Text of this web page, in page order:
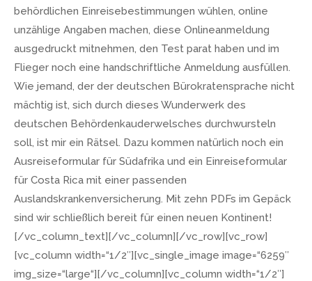
behördlichen Einreisebestimmungen wühlen, online
unzählige Angaben machen, diese Onlineanmeldung
ausgedruckt mitnehmen, den Test parat haben und im
Flieger noch eine handschriftliche Anmeldung ausfüllen.
Wie jemand, der der deutschen Bürokratensprache nicht
mächtig ist, sich durch dieses Wunderwerk des
deutschen Behördenkauderwelsches durchwursteln
soll, ist mir ein Rätsel. Dazu kommen natürlich noch ein
Ausreiseformular für Südafrika und ein Einreiseformular
für Costa Rica mit einer passenden
Auslandskrankenversicherung. Mit zehn PDFs im Gepäck
sind wir schließlich bereit für einen neuen Kontinent!
[/vc_column_text][/vc_column][/vc_row][vc_row]
[vc_column width=“1/2″][vc_single_image image=“6259″
img_size=“large“][/vc_column][vc_column width=“1/2″]